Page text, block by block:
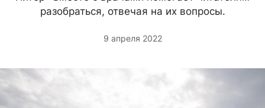
разобраться, отвечая на их вопросы.
9 апреля 2022